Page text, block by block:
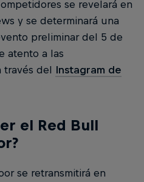
se revelará en
y se determinará una
preliminar del 5 de
atento a las
través del Instagram de
el Red Bull
se retransmitirá en